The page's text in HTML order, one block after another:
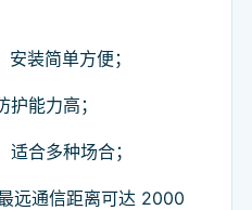
装简单方便；
能力高；
合多种场合；
远通信距离可达 2000